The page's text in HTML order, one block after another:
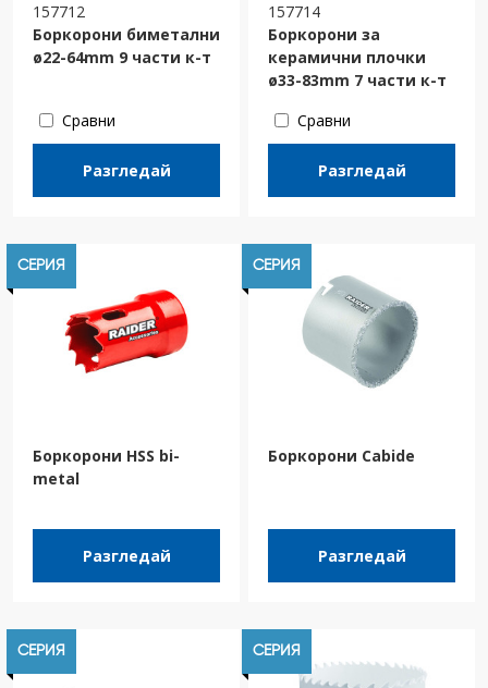
157712
Боркорони биметални
ø22-64mm 9 части к-т
Сравни
Разгледай
157714
Боркорони за
керамични плочки
ø33-83mm 7 части к-т
Сравни
Разгледай
СЕРИЯ
Боркорони HSS bi-
metal
Разгледай
СЕРИЯ
Боркорони Cabide
Разгледай
СЕРИЯ СЕРИЯ